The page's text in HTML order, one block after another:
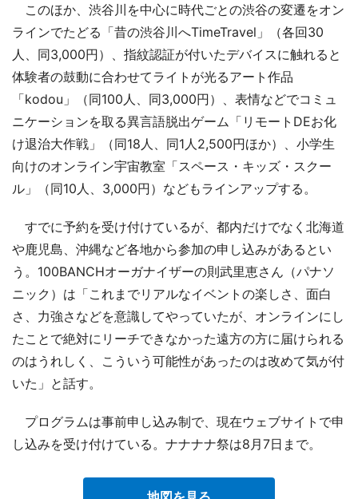
このほか、渋谷川を中心に時代ごとの渋谷の変遷をオン
ラインでたどる「昔の渋谷川へTimeTravel」（各回30
人、同3,000円）、指紋認証が付いたデバイスに触れると
体験者の鼓動に合わせてライトが光るアート作品
「kodou」（同100人、同3,000円）、表情などでコミュ
ニケーションを取る異言語脱出ゲーム「リモートDEお化
け退治大作戦」（同18人、同1人2,500円ほか）、小学生
向けのオンライン宇宙教室「スペース・キッズ・スクー
ル」（同10人、3,000円）などもラインアップする。
すでに予約を受け付けているが、都内だけでなく北海道
や鹿児島、沖縄など各地から参加の申し込みがあるとい
う。100BANCHオーガナイザーの則武里恵さん（パナソ
ニック）は「これまでリアルなイベントの楽しさ、面白
さ、力強さなどを意識してやっていたが、オンラインにし
たことで絶対にリーチできなかった遠方の方に届けられる
のはうれしく、こういう可能性があったのは改めて気が付
いた」と話す。
プログラムは事前申し込み制で、現在ウェブサイトで申
し込みを受け付けている。ナナナナ祭は8月7日まで。